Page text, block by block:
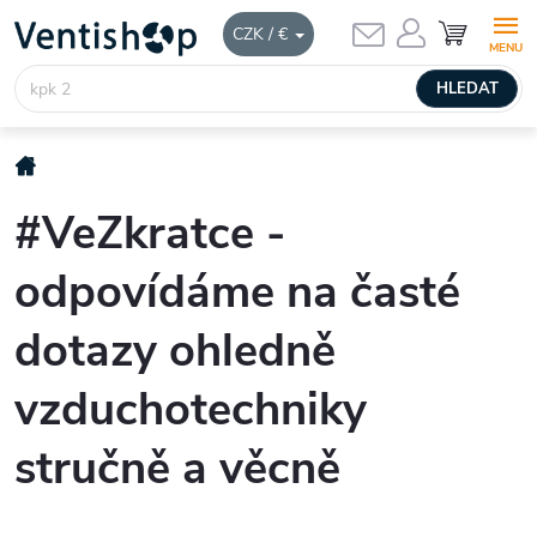
CZK / €
obsah
HLEDAT
NÁKUPNÍ
KOŠÍK
Domů
#VeZkratce -
odpovídáme na časté
dotazy ohledně
vzduchotechniky
stručně a věcně